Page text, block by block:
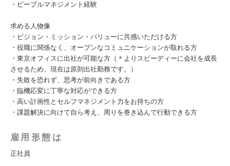
・ピープルマネジメント経験
求める人物像
・ビジョン・ミッション・バリューに共感いただける方
・役職に関係なく、オープンなコミュニケーションが取れる方
・東京オフィスに出社が可能な方（＊よりスピーディーに会社を成長
させるため、現在は原則出社勤務です。）
・失敗を恐れず、思考が前向きである方
・臨機応変に丁寧な対応ができる方
・高い計画性とセルフマネジメント力をお持ちの方
・課題解決に向けて自ら考え、周りを巻き込んで行動できる方
雇用形態は
正社員